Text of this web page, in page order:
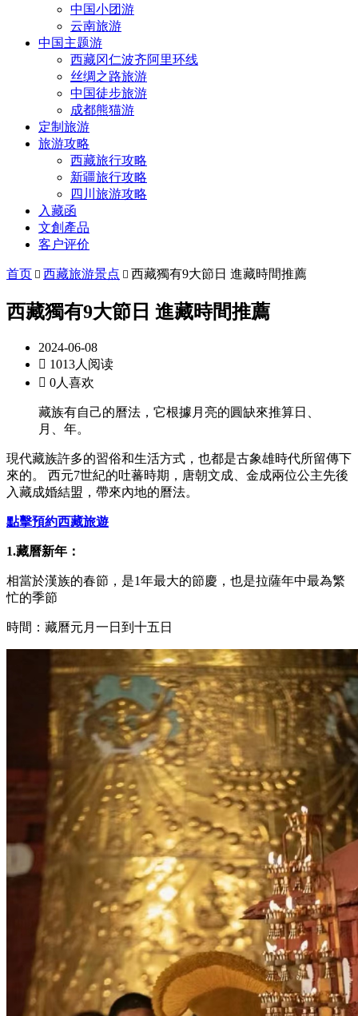
中国小团游
云南旅游
中国主题游
西藏冈仁波齐阿里环线
丝绸之路旅游
中国徒步旅游
成都熊猫游
定制旅游
旅游攻略
西藏旅行攻略
新疆旅行攻略
四川旅游攻略
入藏函
文創產品
客户评价
首页  西藏旅游景点  西藏獨有9大節日 進藏時間推薦
西藏獨有9大節日 進藏時間推薦
2024-06-08
 1013人阅读
 0人喜欢
藏族有自己的曆法，它根據月亮的圓缺來推算日、
月、年。
現代藏族許多的習俗和生活方式，也都是古象雄時代所留傳下
來的。 西元7世紀的吐蕃時期，唐朝文成、金成兩位公主先後
入藏成婚結盟，帶來內地的曆法。
點擊預約西藏旅遊
1.藏曆新年：
相當於漢族的春節，是1年最大的節慶，也是拉薩年中最為繁
忙的季節
時間：藏曆元月一日到十五日